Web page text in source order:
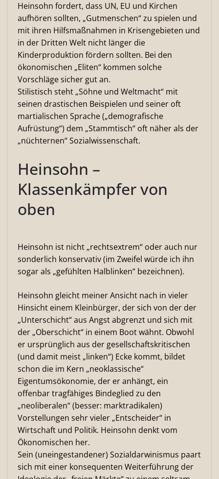
Heinsohn fordert, dass UN, EU und Kirchen
aufhören sollten, „Gutmenschen“ zu spielen und
mit ihren Hilfsmaßnahmen in Krisengebieten und
in der Dritten Welt nicht länger die
Kinderproduktion fördern sollten. Bei den
ökonomischen „Eliten“ kommen solche
Vorschläge sicher gut an.
Stilistisch steht „Söhne und Weltmacht“ mit
seinen drastischen Beispielen und seiner oft
martialischen Sprache („demografische
Aufrüstung“) dem „Stammtisch“ oft näher als der
„nüchternen“ Sozialwissenschaft.
Heinsohn –
Klassenkämpfer von
oben
Heinsohn ist nicht „rechtsextrem“ oder auch nur
sonderlich konservativ (im Zweifel würde ich ihn
sogar als „gefühlten Halblinken“ bezeichnen).
Heinsohn gleicht meiner Ansicht nach in vieler
Hinsicht einem Kleinbürger, der sich von der der
„Unterschicht“ aus Angst abgrenzt und sich mit
der „Oberschicht“ in einem Boot wähnt. Obwohl
er ursprünglich aus der gesellschaftskritischen
(und damit meist „linken“) Ecke kommt, bildet
schon die im Kern „neoklassische“
Eigentumsökonomie, der er anhängt, ein
offenbar tragfähiges Bindeglied zu den
„neoliberalen“ (besser: marktradikalen)
Vorstellungen sehr vieler „Entscheider“ in
Wirtschaft und Politik. Heinsohn denkt vom
Ökonomischen her.
Sein (uneingestandener) Sozialdarwinismus paart
sich mit einer konsequenten Weiterführung der